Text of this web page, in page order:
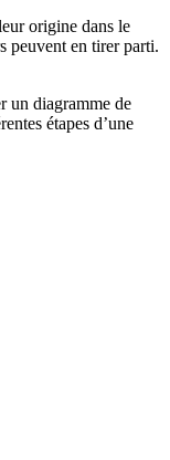
origine dans le
peuvent en tirer parti.
un diagramme de
étapes d’une